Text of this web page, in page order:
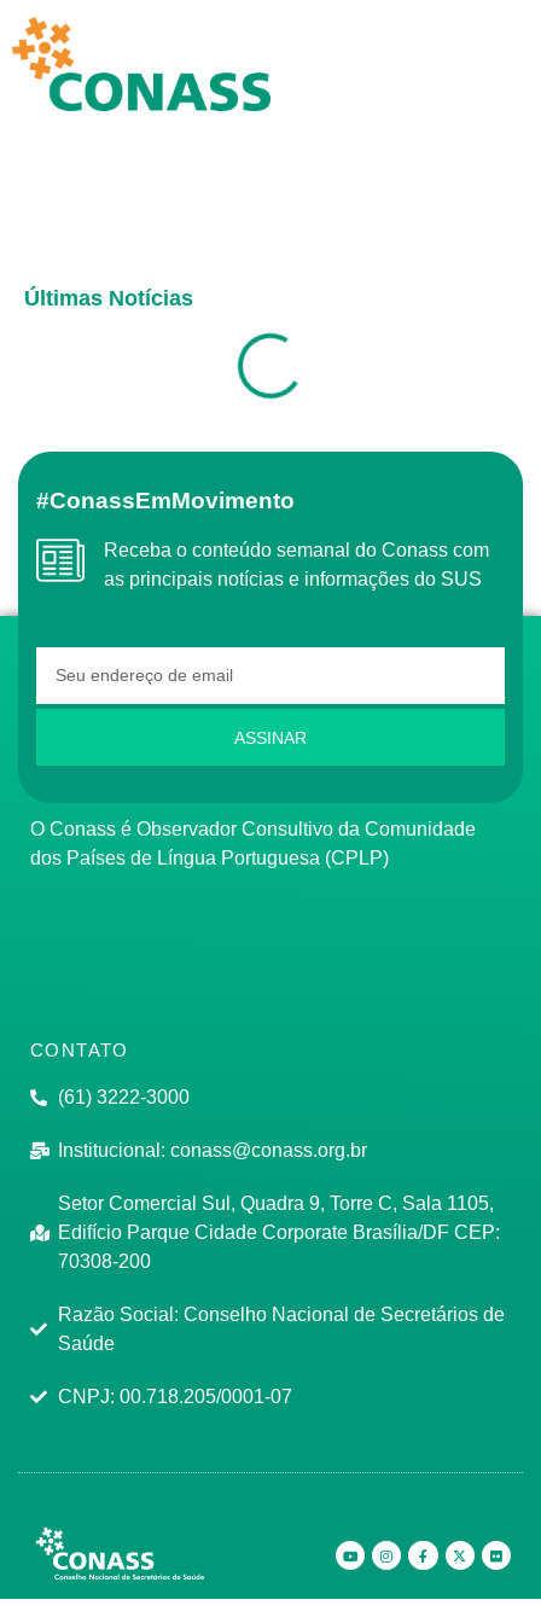
Últimas Notícias
#ConassEmMovimento
Receba o conteúdo semanal do Conass com
as principais notícias e informações do SUS
ASSINAR
O Conass é Observador Consultivo da Comunidade
dos Países de Língua Portuguesa (CPLP)
CONTATO
(61) 3222-3000
Institucional: conass@conass.org.br
Setor Comercial Sul, Quadra 9, Torre C, Sala 1105,
Edifício Parque Cidade Corporate Brasília/DF CEP:
70308-200
Razão Social: Conselho Nacional de Secretários de
Saúde
CNPJ: 00.718.205/0001-07